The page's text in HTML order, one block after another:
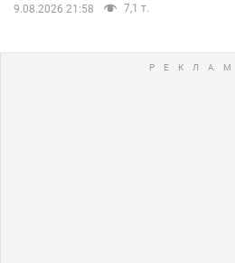
9.08.2026 21:58 7,1 т.